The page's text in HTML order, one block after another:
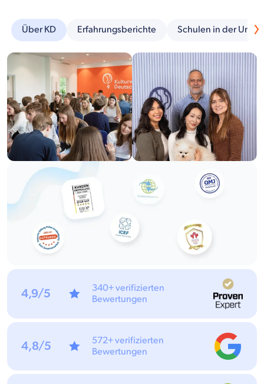
Über KD Erfahrungsberichte Schulen in der
4,9/5
340+ verifizierten
Bewertungen
4,8/5
572+ verifizierten
Bewertungen